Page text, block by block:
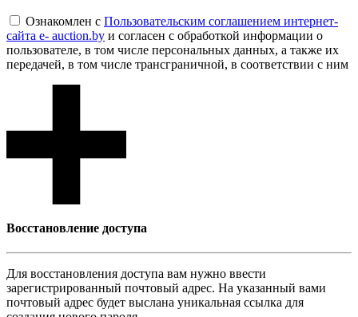
Ознакомлен с Пользовательским соглашением интернет-
сайта e- auction.by и согласен с обработкой информации о
пользователе, в том числе персональных данных, а также их
передачей, в том числе трансграничной, в соответствии с ним
Восcтановление доступа
Для восcтановления доступа вам нужно ввести
зарегистрированный почтовый адрес. На указанный вами
почтовый адрес будет выслана уникальная ссылка для